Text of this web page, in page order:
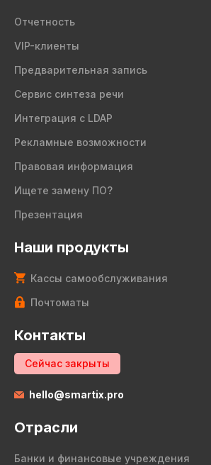
Отчетность
VIP-клиенты
Предварительная запись
Сервис синтеза речи
Интеграция с LDAP
Рекламные возможности
Правовая информация
Ищете замену ПО?
Презентация
Наши продукты
Кассы самообслуживания
Почтоматы
Контакты
Сейчас закрыты
hello@smartix.pro
Отрасли
Банки и финансовые учреждения